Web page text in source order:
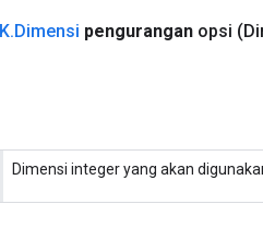
K.Dimensi pengurangan opsi
Dimensi integer yang akan